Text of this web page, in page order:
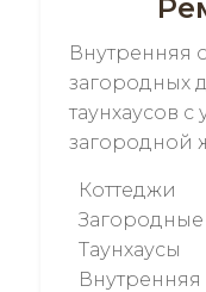
Внутренняя
загородных
таунхаусов
загородной
Коттеджи
Таунхаусы
Внутренняя